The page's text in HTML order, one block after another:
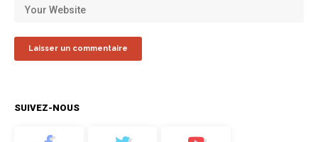
SUIVEZ-NOUS